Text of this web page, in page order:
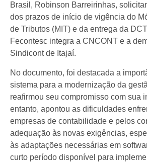
Brasil, Robinson Barreirinhas,
dos prazos de início de vigência do
de Tributos (MIT) e da entrega da
Fecontesc integra a CNCONT e a
Sindicont de Itajaí.
No documento, foi destacada a
sistema para a modernização da
reafirmou seu compromisso com sua
entanto, apontou as dificuldades
empresas de contabilidade e pelos
adequação às novas exigências,
às adaptações necessárias em
curto período disponível para